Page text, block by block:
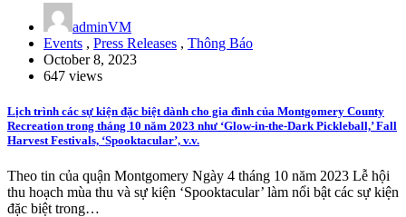
adminVM
Events , Press Releases , Thông Báo
October 8, 2023
647 views
Lịch trình các sự kiện đặc biệt dành cho gia đình của Montgomery County
Recreation trong tháng 10 năm 2023 như ‘Glow-in-the-Dark Pickleball,’ Fall
Harvest Festivals, ‘Spooktacular’, v.v.
Theo tin của quận Montgomery Ngày 4 tháng 10 năm 2023 Lễ hội
thu hoạch mùa thu và sự kiện ‘Spooktacular’ làm nổi bật các sự kiện
đặc biệt trong…